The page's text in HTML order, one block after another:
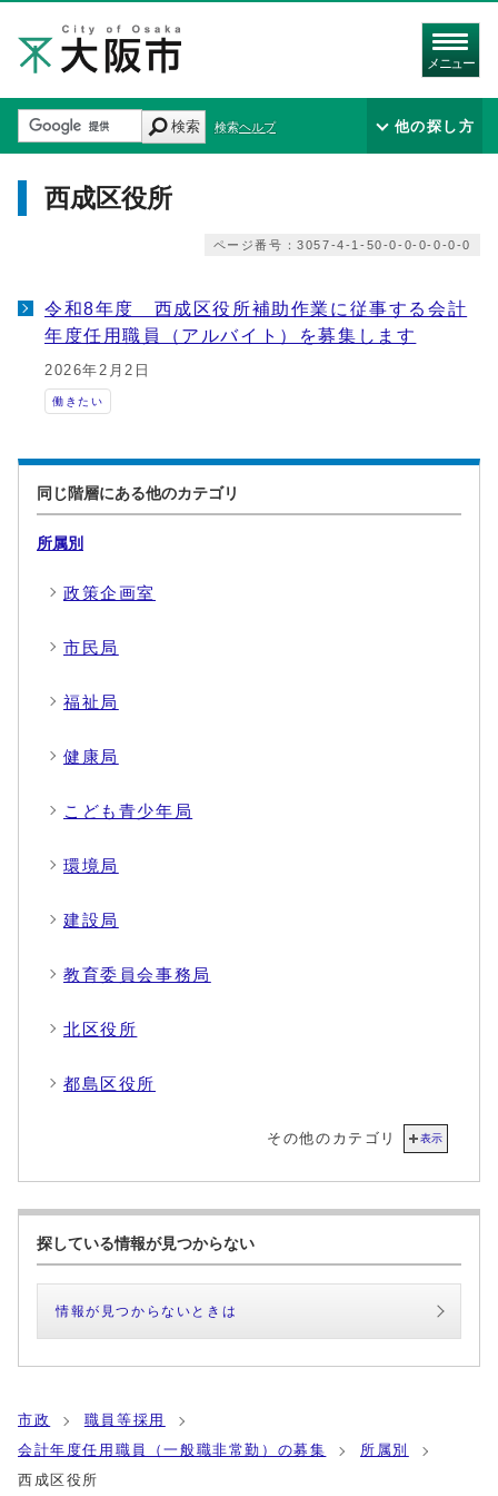
メニュー
検索 検索ヘルプ 他の探し方
西成区役所
ページ番号：3057-4-1-50-0-0-0-0-0-0
令和8年度 西成区役所補助作業に従事する会計
年度任用職員（アルバイト）を募集します
2026年2月2日
働きたい
同じ階層にある他のカテゴリ
所属別
政策企画室
市民局
福祉局
健康局
こども青少年局
環境局
建設局
教育委員会事務局
北区役所
都島区役所
その他のカテゴリ 表示
探している情報が見つからない
情報が見つからないときは
市政
職員等採用
会計年度任用職員（一般職非常勤）の募集
所属別
西成区役所